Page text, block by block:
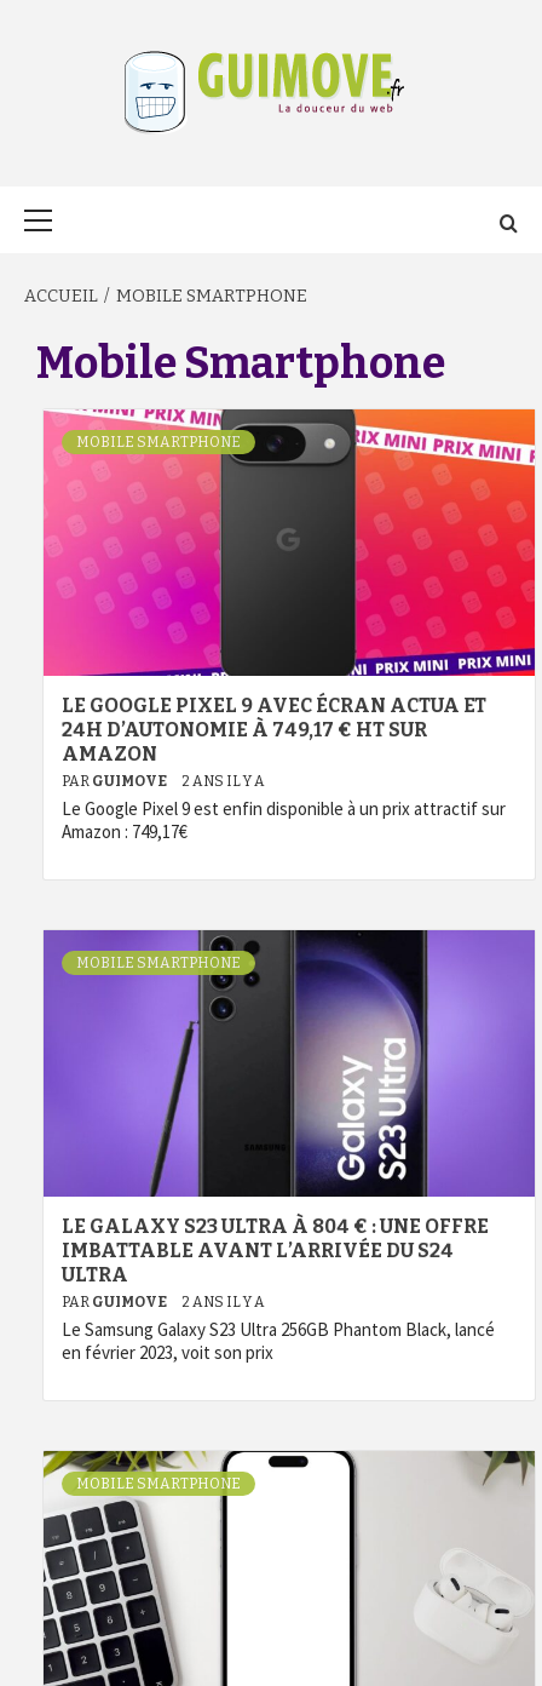
ACCUEIL MOBILE SMARTPHONE
Mobile Smartphone
MOBILE SMARTPHONE
LE GOOGLE PIXEL 9 AVEC ÉCRAN ACTUA ET
24H D’AUTONOMIE À 749,17 € HT SUR
AMAZON
PAR GUIMOVE 2 ANS IL Y A
Le Google Pixel 9 est enfin disponible à un prix attractif sur
Amazon : 749,17€
MOBILE SMARTPHONE
LE GALAXY S23 ULTRA À 804 € : UNE OFFRE
IMBATTABLE AVANT L’ARRIVÉE DU S24
ULTRA
PAR GUIMOVE 2 ANS IL Y A
Le Samsung Galaxy S23 Ultra 256GB Phantom Black, lancé
en février 2023, voit son prix
MOBILE SMARTPHONE